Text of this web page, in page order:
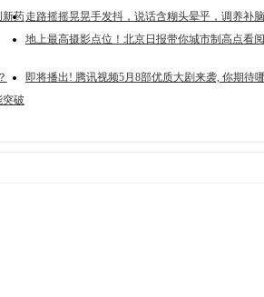
新药走路摇摇晃晃手发抖，说话含糊头晕乎，调养补
地上最高摄影点位！北京日报带你城市制高点看
即将播出! 腾讯视频5月8部优质大剧来袭, 你期待
破